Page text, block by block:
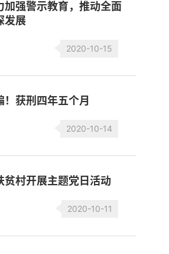
加强警示教育，推动全面
发展
2020-10-15
获刑四年五个月
2020-10-14
贫村开展主题党日活动
2020-10-11